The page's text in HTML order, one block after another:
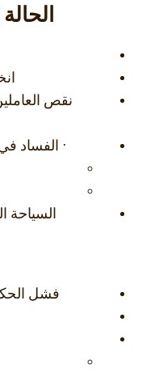
نقص
· الفساد
السياحة
فشل